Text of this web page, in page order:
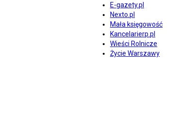
E-gazety.pl
Nexto.pl
Mała księgowość
Kancelarierp.pl
Wieści Rolnicze
Życie Warszawy